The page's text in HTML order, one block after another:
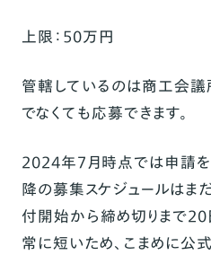
上限：50万円
管轄しているのは商工会
でなくても応募できます。
2024年7月時点では申請を
降の募集スケジュールはま
付開始から締め切りまで
常に短いため、こまめに公